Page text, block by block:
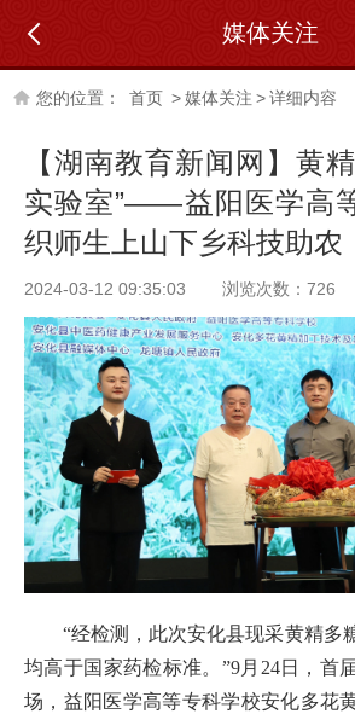
媒体关注
您的位置： 首页 >媒体关注 >详细内容
【湖南教育新闻网】黄
实验室”——益阳医学高
织师生上山下乡科技助农
2024-03-12 09:35:03 浏览次数： 726
“经检测，此次安化县现采黄精多
均高于国家药检标准。”9月24日，首
场，益阳医学高等专科学校安化多花